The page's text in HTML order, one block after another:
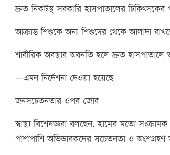
দ্রুত নিকটস্থ সরকারি হাসপাতালের চিকিৎসকের
আক্রান্ত শিশুকে অন্য শিশুদের থেকে আলাদা
শারীরিক অবস্থার অবনতি হলে দ্রুত হাসপাতালে
—এমন নির্দেশনা দেওয়া হয়েছে।
জনসচেতনতার ওপর জোর
স্বাস্থ্য বিশেষজ্ঞরা বলছেন, হামের মতো
পাশাপাশি অভিভাবকদের সচেতনতা ও অংশগ্রহণ